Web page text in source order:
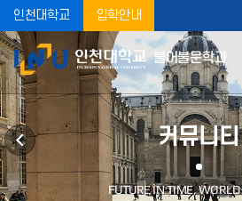
인천대학교 입학안내
불어불문학과
커뮤니티